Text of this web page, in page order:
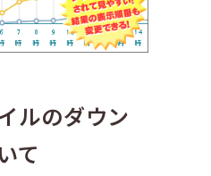
ルのダウン
て